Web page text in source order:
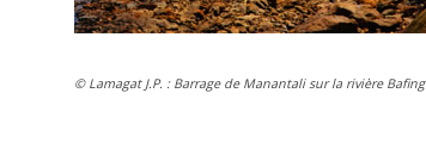
© Lamagat J.P. : Barrage de Manantali sur la rivière Bafing